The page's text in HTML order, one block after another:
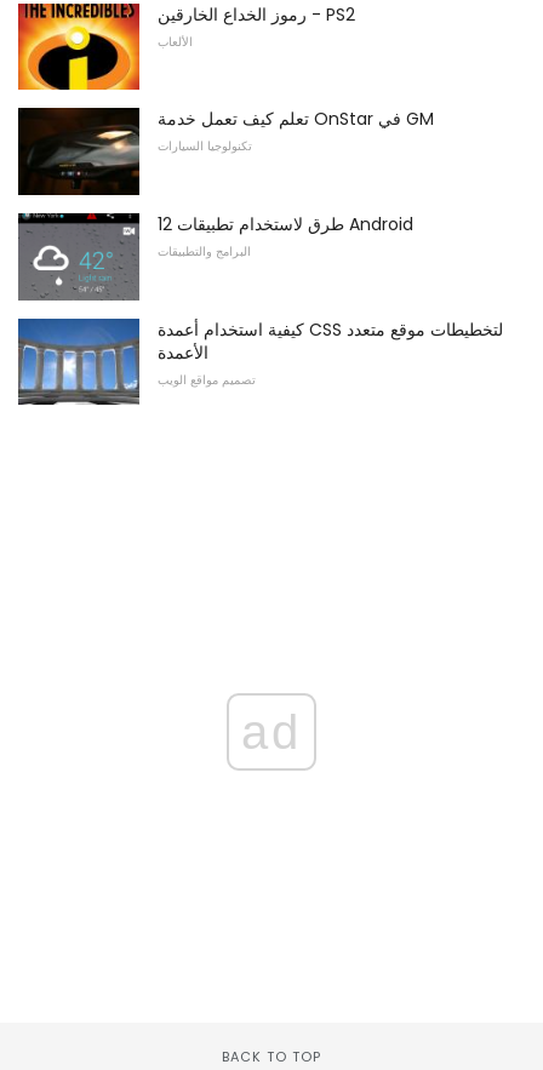
رموز الخداع الخارقين - PS2
الألعاب
تعلم كيف تعمل خدمة OnStar في GM
تكنولوجيا السيارات
12 طرق لاستخدام تطبيقات Android
البرامج والتطبيقات
كيفية استخدام أعمدة CSS لتخطيطات موقع متعدد
الأعمدة
تصميم مواقع الويب
ad
BACK TO TOP